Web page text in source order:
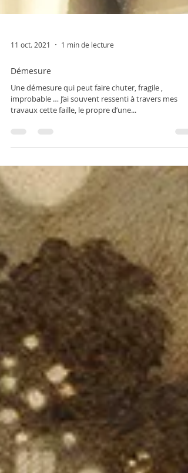
11 oct. 2021 1 min de lecture
Une démesure qui peut faire chuter, fragile ,
improbable … J’ai souvent ressenti à travers mes
travaux cette faille, le propre d’une...